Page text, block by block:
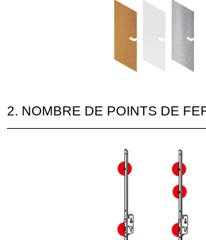
2. NOMBRE DE POINTS DE